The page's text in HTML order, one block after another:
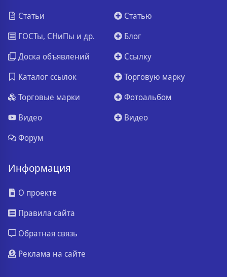
Статьи
ГОСТы, СНиПы и др.
Доска объявлений
Каталог ссылок
Торговые марки
Видео
Форум
Статью
Блог
Ссылку
Торговую марку
Фотоальбом
Видео
Информация
О проекте
Правила сайта
Обратная связь
Реклама на сайте